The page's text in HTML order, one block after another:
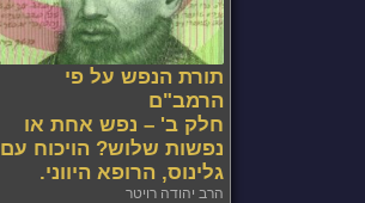
תורת הנפש על פי
הרמב"ם
חלק ב' – נפש אחת או
נפשות שלוש? הויכוח עם
גלינוס, הרופא היווני.
הרב יהודה רויטר